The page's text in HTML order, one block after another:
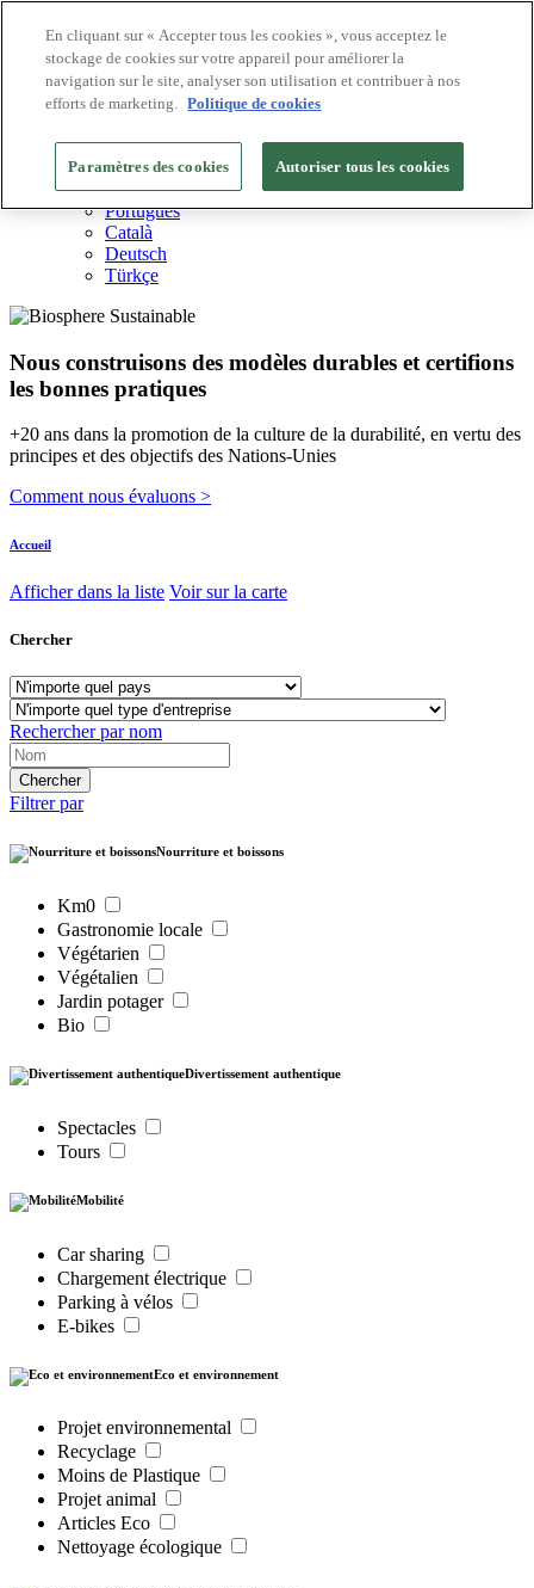
Destinations Biosphere
Entreprises Biosphere
Comment nous valorisons
FR
English
Español
Português
Català
Deutsch
Türkçe
Nous construisons des modèles durables et certifions
les bonnes pratiques
+20 ans dans la promotion de la culture de la durabilité, en vertu des
principes et des objectifs des Nations-Unies
Comment nous évaluons >
Accueil
Afficher dans la liste Voir sur la carte
Chercher
Rechercher par nom
Filtrer par
Nourriture et boissons
Km0
Gastronomie locale
Végétarien
Végétalien
Jardin potager
Bio
Divertissement authentique
Spectacles
Tours
Mobilité
Car sharing
Chargement électrique
Parking à vélos
E-bikes
Eco et environnement
Projet environnemental
Recyclage
Moins de Plastique
Projet animal
Articles Eco
Nettoyage écologique
En cliquant sur « Accepter tous les cookies », vous acceptez le
stockage de cookies sur votre appareil pour améliorer la
navigation sur le site, analyser son utilisation et contribuer à nos
efforts de marketing. Politique de cookies
Paramètres des cookies Autoriser tous les cookies